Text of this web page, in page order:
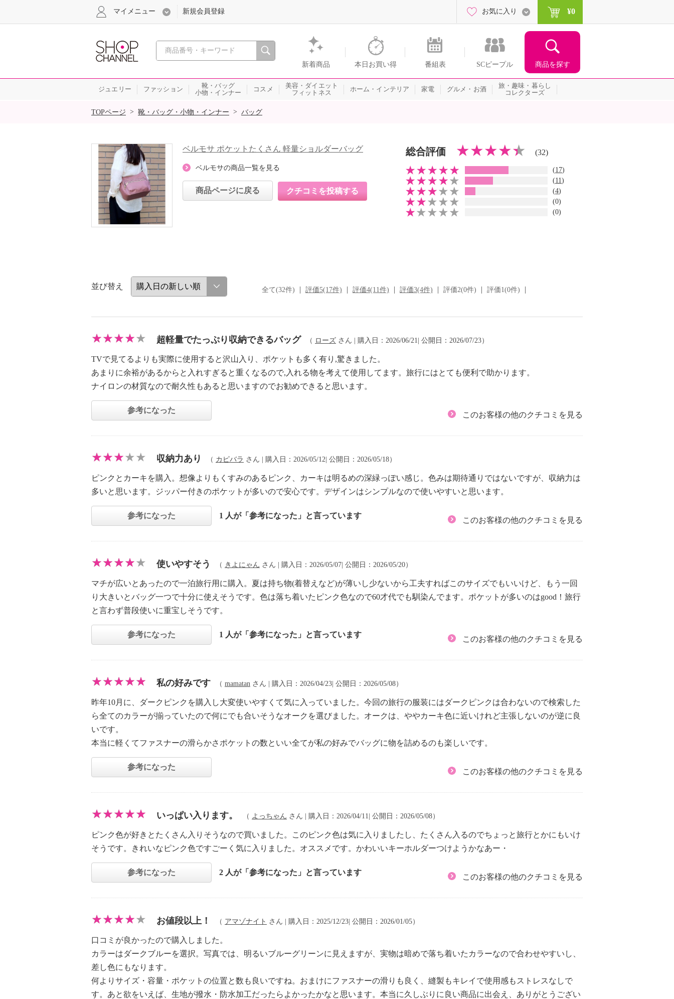
心おどる、瞬間を。通販・テレビショッピングのショップチャンネル
新着商品 本日お買い得 番組表 SCピープル 商品を探す
マイメニュー 新規会員登録 お気に入り ¥0
ジュエリー ファッション
靴・バッグ
小物・インナー
コスメ
美容・ダイエット
フィットネス
ホーム・インテリア 家電 グルメ・お酒
旅・趣味・暮らし
コレクターズ
SALE
TOPページ > 靴・バッグ・小物・インナー > バッグ
ベルモサ ポケットたくさん 軽量ショルダーバッグ
ベルモサの商品一覧を見る
商品ページに戻る クチコミを投稿する
総合評価 (32)
(17)
(11 )
(4)
(0)
(0)
並び替え 全て(32件) 評価5(17件) 評価4(11件) 評価3(4件) 評価2(0件) 評価1(0件)
超軽量でたっぷり収納できるバッグ （ ローズ さん | 購入日：2026/06/21| 公開日：2026/07/23）
TVで見てるよりも実際に使用すると沢山入り、ポケットも多く有り,驚きました。
あまりに余裕があるからと入れすぎると重くなるので,入れる物を考えて使用してます。旅行にはとても便利で助かります。
ナイロンの材質なので耐久性もあると思いますのでお勧めできると思います。
参考になった
このお客様の他のクチコミを見る
収納力あり （ カピバラ さん | 購入日：2026/05/12| 公開日：2026/05/18）
ピンクとカーキを購入。想像よりもくすみのあるピンク、カーキは明るめの深緑っぽい感じ。色みは期待通りではないですが、収納力は
多いと思います。ジッパー付きのポケットが多いので安心です。デザインはシンプルなので使いやすいと思います。
参考になった 1 人が「参考になった」と言っています
このお客様の他のクチコミを見る
使いやすそう （ きよにゃん さん | 購入日：2026/05/07| 公開日：2026/05/20）
マチが広いとあったので一泊旅行用に購入。夏は持ち物(着替えなど)が薄いし少ないから工夫すればこのサイズでもいいけど、もう一回
り大きいとバッグ一つで十分に使えそうです。色は落ち着いたピンク色なので60才代でも馴染んでます。ポケットが多いのはgood！旅行
と言わず普段使いに重宝しそうです。
参考になった 1 人が「参考になった」と言っています
このお客様の他のクチコミを見る
私の好みです （ mamatan さん | 購入日：2026/04/23| 公開日：2026/05/08）
昨年10月に、ダークピンクを購入し大変使いやすくて気に入っていました。今回の旅行の服装にはダークピンクは合わないので検索した
ら全てのカラーが揃っていたので何にでも合いそうなオークを選びました。オークは、ややカーキ色に近いけれど主張しないのが逆に良
いです。
本当に軽くてファスナーの滑らかさポケットの数といい全てが私の好みでバッグに物を詰めるのも楽しいです。
参考になった
このお客様の他のクチコミを見る
いっぱい入ります。 （ よっちゃん さん | 購入日：2026/04/11| 公開日：2026/05/08）
ピンク色が好きとたくさん入りそうなので買いました。このピンク色は気に入りましたし、たくさん入るのでちょっと旅行とかにもいけ
そうです。きれいなピンク色ですごーく気に入りました。オススメです。かわいいキーホルダーつけようかなあー・
参考になった 2 人が「参考になった」と言っています
このお客様の他のクチコミを見る
お値段以上！ （ アマゾナイト さん | 購入日：2025/12/23| 公開日：2026/01/05）
口コミが良かったので購入しました。
カラーはダークブルーを選択。写真では、明るいブルーグリーンに見えますが、実物は暗めで落ち着いたカラーなので合わせやすいし、
差し色にもなります。
何よりサイズ・容量・ポケットの位置と数も良いですね。おまけにファスナーの滑りも良く、縫製もキレイで使用感もストレスなしで
す。あと欲をいえば、生地が撥水・防水加工だったらよかったかなと思います。本当に久しぶりに良い商品に出会え、ありがとうござい